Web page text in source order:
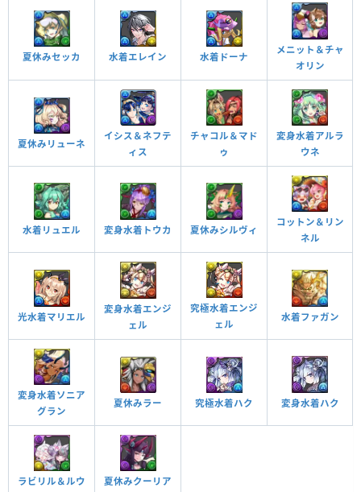
夏休みセッカ 水着エレイン 水着ドーナ
メニット＆チャ
オリン
夏休みリューネ
イシス＆ネフテ
ィス
チャコル＆マド
ゥ
変身水着アルラ
ウネ
水着リュエル 変身水着トウカ 夏休みシルヴィ
コットン＆リン
ネル
光水着マリエル
変身水着エンジ
ェル
究極水着エンジ
ェル
水着ファガン
変身水着ソニア
グラン
夏休みラー 究極水着ハク 変身水着ハク
ラビリル＆ルウ 夏休みクーリア